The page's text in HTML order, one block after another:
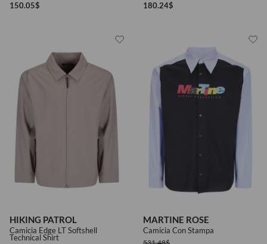
150.05$
180.24$
HIKING PATROL
Camicia Edge LT Softshell
Technical Shirt
MARTINE ROSE
Camicia Con Stampa
531.48$